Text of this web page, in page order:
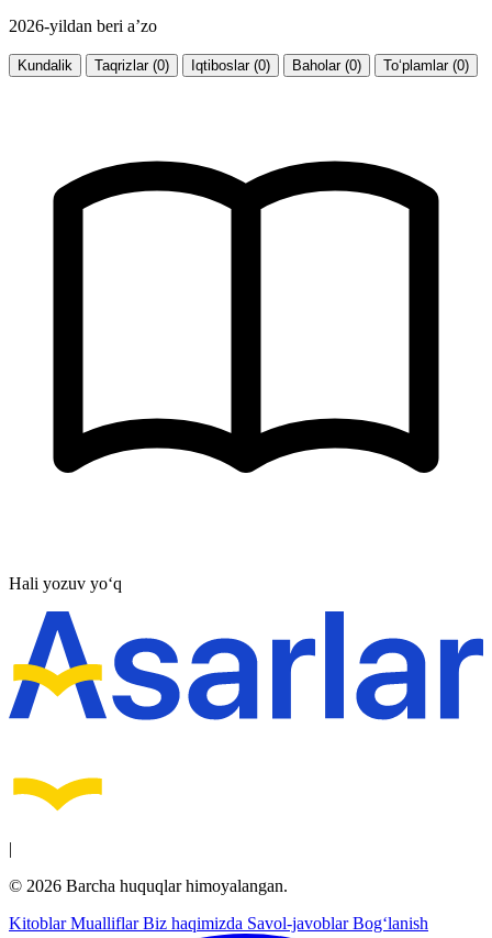
2026-yildan beri a’zo
Kundalik Taqrizlar (0) Iqtiboslar (0) Baholar (0) To‘plamlar (0)
Hali yozuv yo‘q
|
© 2026 Barcha huquqlar himoyalangan.
KitoblarMualliflarBiz haqimizda Savol-javoblarBog‘lanish